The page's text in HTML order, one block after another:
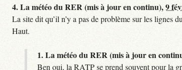
4.La météo du RER (mis à jour en continu),9
La site dit qu’il n’y a pas de problème sur les lignes
Haut.
1.La météo du RER (mis à jour en
Ben oui, la RATP se prend souvent pour la